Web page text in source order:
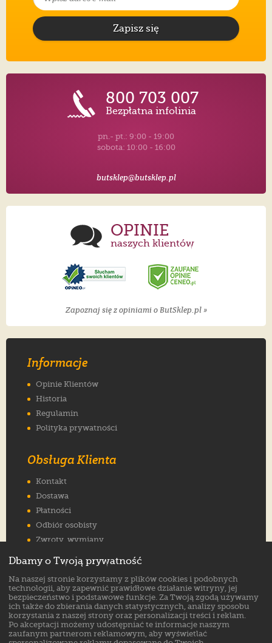
Zapisz się
800 703 007
Bezpłatna infolinia
pn.- pt.: 9:00 - 19:00
sobota: 10:00 - 16:00
butsklep@butsklep.pl
OPINIE
naszych klientów
Zapoznaj się z opiniami o ButSklep.pl »
Informacje
Opinie Klientów
Historia
Regulamin
Polityka prywatności
Obsługa Klienta
Kontakt
Dostawa
Płatności
Odbiór osobisty
Zwroty, wymiany
Jak wybrać rozmiar
FAQ
Znajdź nas na:
Dbamy o Twoją prywatność
Na naszej stronie korzystamy z plików cookies i podobnych
technologii, aby zapewnić prawidłowe działanie witryny, jej
bezpieczeństwo i podstawowe funkcje. Za Twoją zgodą używamy
ich także do zbierania danych statystycznych, analizy sposobu
korzystania z naszej strony oraz personalizacji treści i reklam.
Po akceptacji możemy udostępniać te informacje naszym
zaufanym partnerom reklamowym, aby wyświetlać